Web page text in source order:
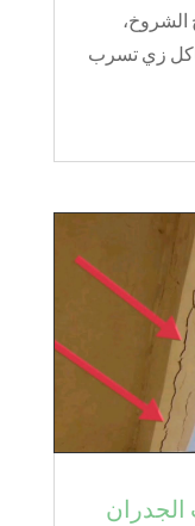
الشروخ،
زي تسرب